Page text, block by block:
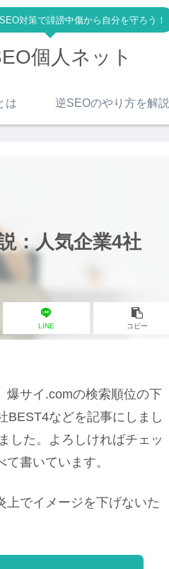
対策で誹謗中傷から自分を守ろう！
個人ネット
は 逆SEOのやり方を解説
：人気企業4社
LINE コピー
爆サイ.comの検索順位の下
BEST4などを記事にしまし
した。よろしければチェッ
書いています。
上でイメージを下げないた